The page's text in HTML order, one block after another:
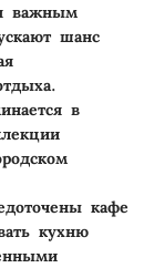
важным
шанс
в
кафе
кухню